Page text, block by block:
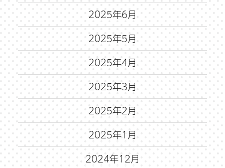
2025年6月
2025年5月
2025年4月
2025年3月
2025年2月
2025年1月
2024年12月